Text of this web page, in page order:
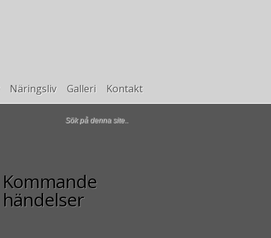
Näringsliv Galleri Kontakt
Kommande
händelser